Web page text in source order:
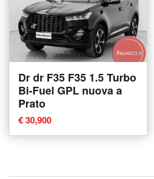
Dr dr F35 F35 1.5 Turbo
Bi-Fuel GPL nuova a
Prato
€ 30,900